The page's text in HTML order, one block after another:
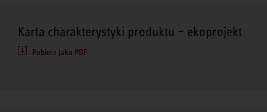
Karta charakterystyki produktu – ekoprojekt
Pobierz jako PDF